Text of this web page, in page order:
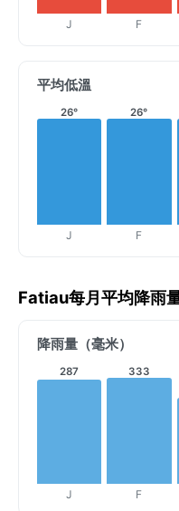
J F
平均低溫
26°
J
26°
F
Fatiau每月平均降雨
降雨量（毫米）
287
J
333
F